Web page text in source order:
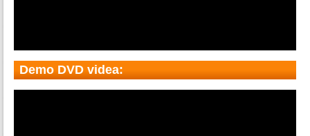
Demo DVD videa: